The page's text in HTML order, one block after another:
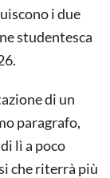
i due
studentesca
di un
paragrafo,
lì a poco
che riterrà più